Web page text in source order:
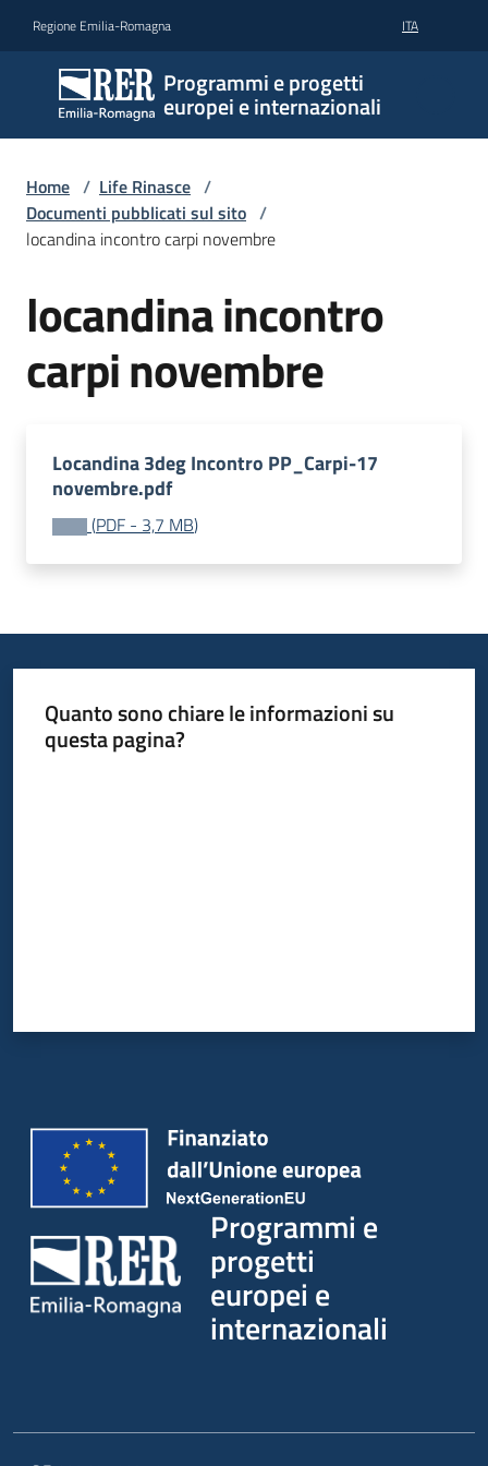
Regione Emilia-Romagna ITA
Programmi e progetti
europei e internazionali
Home / Life Rinasce /
Documenti pubblicati sul sito /
locandina incontro carpi novembre
locandina incontro
carpi novembre
Locandina 3deg Incontro PP_Carpi-17
novembre.pdf
(PDF - 3,7 MB)
Quanto sono chiare le informazioni su
questa pagina?
Programmi e
progetti
europei e
internazionali